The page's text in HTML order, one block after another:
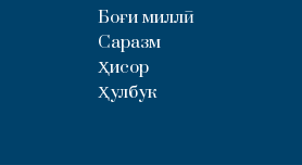
Боғи миллӣ
Саразм
Ҳисор
Ҳулбук